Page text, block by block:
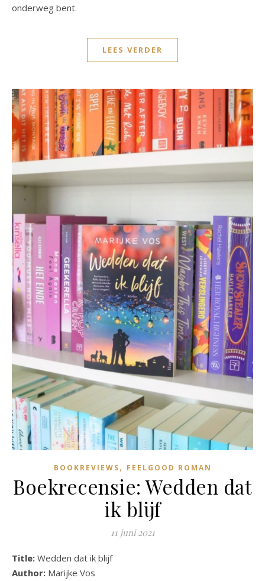
onderweg bent.
LEES VERDER
BOOKREVIEWS, FEELGOOD ROMAN
Boekrecensie: Wedden dat
ik blijf
11 juni 2021
Title: Wedden dat ik blijf
Author: Marijke Vos